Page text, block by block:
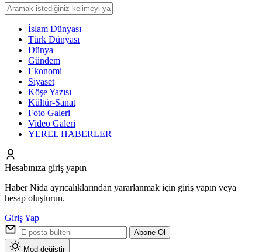
İslam Dünyası
Türk Dünyası
Dünya
Gündem
Ekonomi
Siyaset
Köşe Yazısı
Kültür-Sanat
Foto Galeri
Video Galeri
YEREL HABERLER
Hesabınıza giriş yapın
Haber Nida ayrıcalıklarından yararlanmak için giriş yapın veya
hesap oluşturun.
Giriş Yap
Abone Ol
Mod değiştir